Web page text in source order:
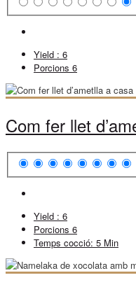
Yield : 6
Porcions 6
Com fer llet
Yield : 6
Porcions 6
Temps cocció: 5 Min